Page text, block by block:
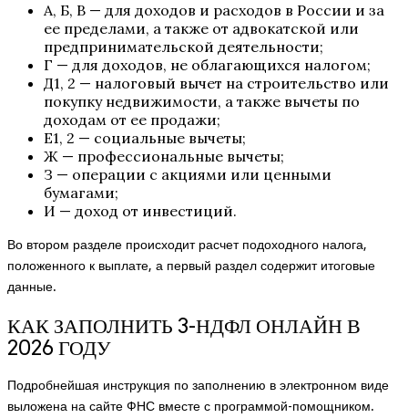
А, Б, В — для доходов и расходов в России и за
ее пределами, а также от адвокатской или
предпринимательской деятельности;
Г — для доходов, не облагающихся налогом;
Д1, 2 — налоговый вычет на строительство или
покупку недвижимости, а также вычеты по
доходам от ее продажи;
Е1, 2 — социальные вычеты;
Ж — профессиональные вычеты;
З — операции с акциями или ценными
бумагами;
И — доход от инвестиций.
Во втором разделе происходит расчет подоходного налога,
положенного к выплате, а первый раздел содержит итоговые
данные.
КАК ЗАПОЛНИТЬ 3-НДФЛ ОНЛАЙН В
2026 ГОДУ
Подробнейшая инструкция по заполнению в электронном виде
выложена на сайте ФНС вместе с программой-помощником.